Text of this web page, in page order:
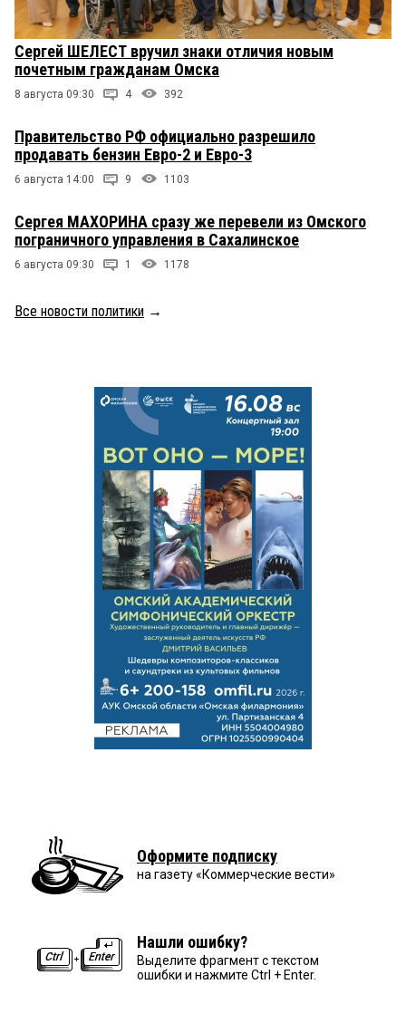
Сергей ШЕЛЕСТ вручил знаки отличия новым
почетным гражданам Омска
8 августа 09:30 4 392
Правительство РФ официально разрешило
продавать бензин Евро-2 и Евро-3
6 августа 14:00 9 1103
Сергея МАХОРИНА сразу же перевели из Омского
пограничного управления в Сахалинское
6 августа 09:30 1 1178
Все новости политики →
Оформите подписку
на газету «Коммерческие вести»
Нашли ошибку?
Выделите фрагмент с текстом
ошибки и нажмите Ctrl + Enter.